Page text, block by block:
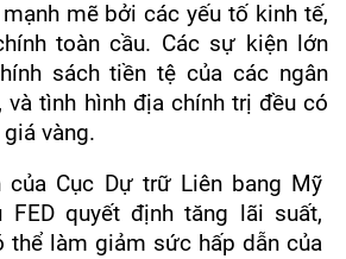
mẽ bởi các yếu tố kinh tế,
toàn cầu. Các sự kiện lớn
sách tiền tệ của các ngân
và tình hình địa chính trị đều có
vàng.
của Cục Dự trữ Liên bang Mỹ
FED quyết định tăng lãi suất,
thể làm giảm sức hấp dẫn của